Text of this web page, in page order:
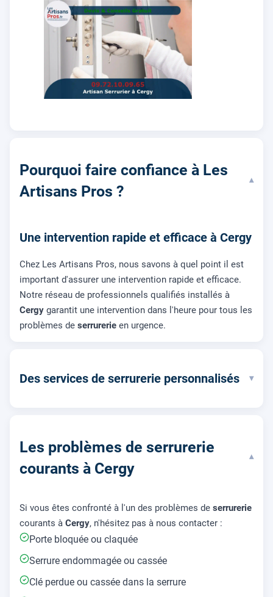
Pourquoi faire confiance à Les
Artisans Pros ?
▾
Une intervention rapide et efficace à Cergy
Chez Les Artisans Pros, nous savons à quel point il est
important d'assurer une intervention rapide et efficace.
Notre réseau de professionnels qualifiés installés à
Cergy garantit une intervention dans l'heure pour tous les
problèmes de serrurerie en urgence.
Des services de serrurerie personnalisés ▾
Les problèmes de serrurerie
courants à Cergy
▾
Si vous êtes confronté à l'un des problèmes de serrurerie
courants à Cergy, n'hésitez pas à nous contacter :
Porte bloquée ou claquée
Serrure endommagée ou cassée
Clé perdue ou cassée dans la serrure